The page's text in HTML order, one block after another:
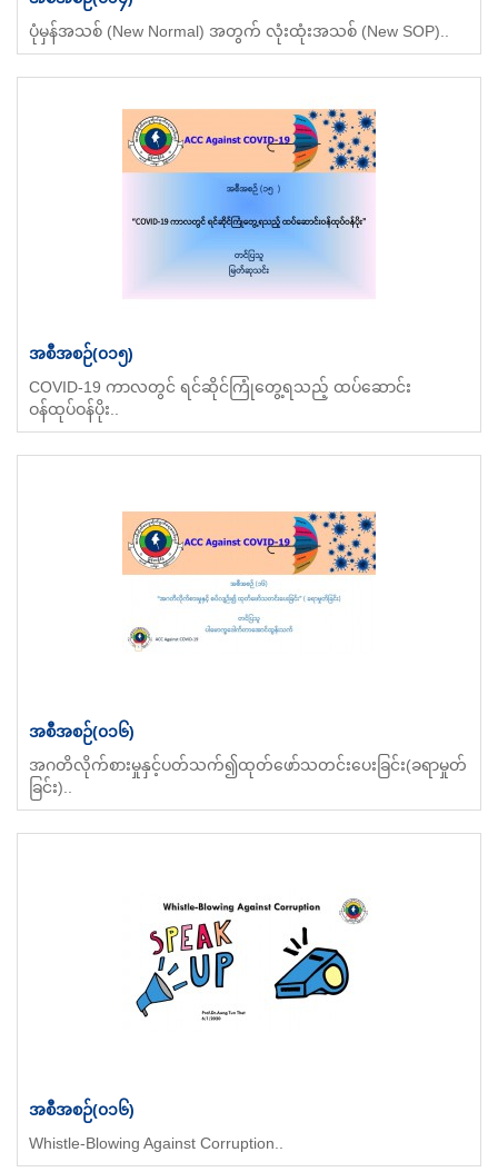
ပုံမှန်အသစ် (New Normal) အတွက် လုံးထုံးအသစ် (New SOP)..
အစီအစဉ်(၀၁၅)
COVID-19 ကာလတွင် ရင်ဆိုင်ကြုံတွေ့ရသည့် ထပ်ဆောင်း
ဝန်ထုပ်ဝန်ပိုး..
အစီအစဉ်(၀၁၆)
အဂတိလိုက်စားမှုနှင့်ပတ်သက်၍ထုတ်ဖော်သတင်းပေးခြင်း(ခရာမှုတ်
ခြင်း)..
အစီအစဉ်(၀၁၆)
Whistle-Blowing Against Corruption..